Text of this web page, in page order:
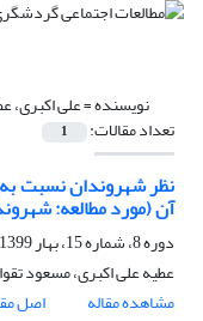
نویسنده =علی اکبری،
تعداد مقالات: 1
نظر شهروندان نسبت
آن (مورد مطالعه:
دوره 8، شماره 15، بهار 1399
عطیه علی اکبری، مسعود
مشاهده مقاله
اصل